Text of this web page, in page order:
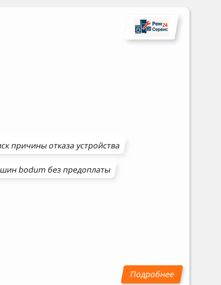
причины отказа устройства
bodumбез предоплаты